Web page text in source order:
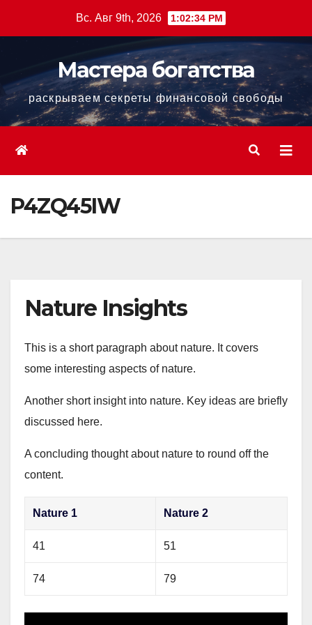
Вс. Авг 9th, 2026 1:02:36 PM
Мастера богатства
раскрываем секреты финансовой свободы
P4ZQ45IW
Nature Insights
This is a short paragraph about nature. It covers
some interesting aspects of nature.
Another short insight into nature. Key ideas are briefly
discussed here.
A concluding thought about nature to round off the
content.
Nature 1 Nature 2
41 51
74 79